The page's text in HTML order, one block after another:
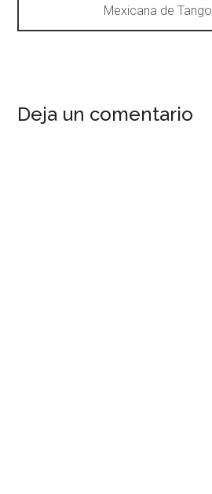
Mexicana de Tango.
Deja un comentario